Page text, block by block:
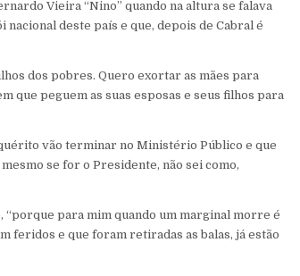
Vieira “Nino” quando na altura se falava
deste país e que, depois de Cabral é
dos pobres. Quero exortar as mães para
que peguem as suas esposas e seus filhos para
vão terminar no Ministério Público e que
se for o Presidente, não sei como,
para mim quando um marginal morre é
feridos e que foram retiradas as balas, já estão